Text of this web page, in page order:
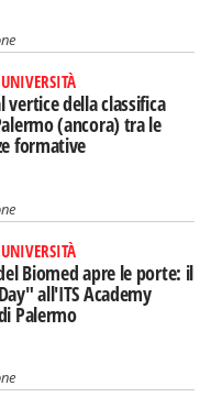
vertice della classifica
(ancora) tra le
formative
Biomed apre le porte: il
all'ITS Academy
Palermo